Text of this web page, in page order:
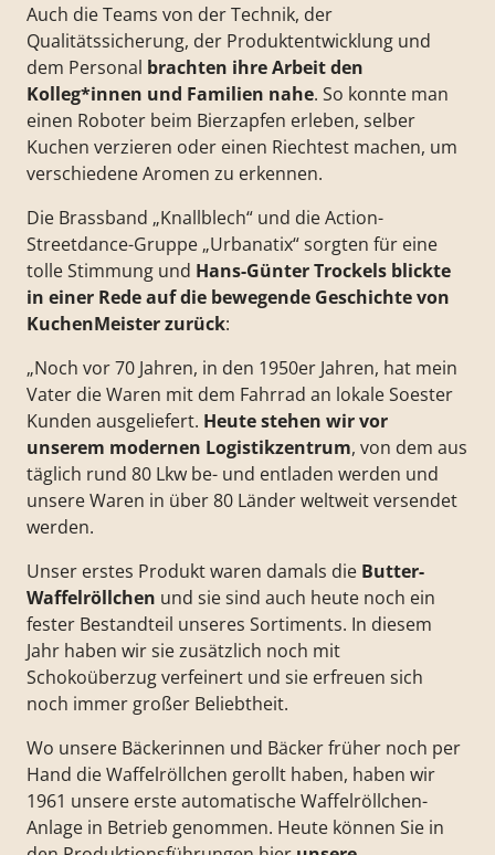
Auch die Teams von der Technik, der
Qualitätssicherung, der Produktentwicklung und
dem Personal brachten ihre Arbeit den
Kolleg*innen und Familien nahe. So konnte man
einen Roboter beim Bierzapfen erleben, selber
Kuchen verzieren oder einen Riechtest machen, um
verschiedene Aromen zu erkennen.
Die Brassband „Knallblech“ und die Action-
Streetdance-Gruppe „Urbanatix“ sorgten für eine
tolle Stimmung und Hans-Günter Trockels blickte
in einer Rede auf die bewegende Geschichte von
KuchenMeister zurück:
„Noch vor 70 Jahren, in den 1950er Jahren, hat mein
Vater die Waren mit dem Fahrrad an lokale Soester
Kunden ausgeliefert. Heute stehen wir vor
unserem modernen Logistikzentrum, von dem aus
täglich rund 80 Lkw be- und entladen werden und
unsere Waren in über 80 Länder weltweit versendet
werden.
Unser erstes Produkt waren damals die Butter-
Waffelröllchen und sie sind auch heute noch ein
fester Bestandteil unseres Sortiments. In diesem
Jahr haben wir sie zusätzlich noch mit
Schokoüberzug verfeinert und sie erfreuen sich
noch immer großer Beliebtheit.
Wo unsere Bäckerinnen und Bäcker früher noch per
Hand die Waffelröllchen gerollt haben, haben wir
1961 unsere erste automatische Waffelröllchen-
Anlage in Betrieb genommen. Heute können Sie in